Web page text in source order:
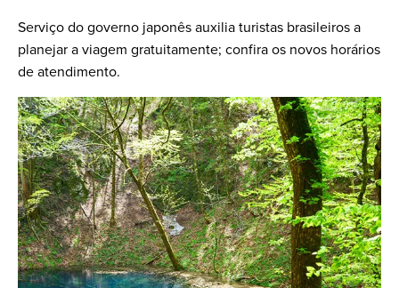
Serviço do governo japonês auxilia turistas brasileiros a
planejar a viagem gratuitamente; confira os novos horários
de atendimento.